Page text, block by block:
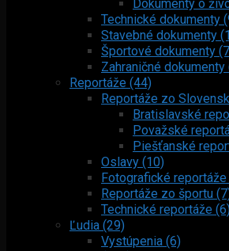
Dokumenty o
Technické dokumenty
Stavebné dokumenty
Športové dokumenty
Zahraničné dokumenty
Reportáže (44)
Reportáže zo
Bratislavské
Považské
Piešťanské
Oslavy (10)
Fotografické reportáže
Reportáže zo športu
Technické reportáže (6)
Ľudia (29)
Vystúpenia (6)